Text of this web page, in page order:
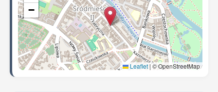
−
Leaflet|© OpenStreetMap